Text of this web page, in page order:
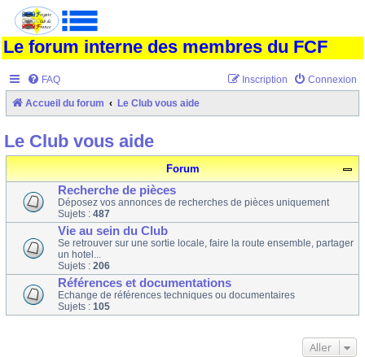
Le forum interne des membres du FCF
FAQ Connexion
Inscription
Accueil du forum Le Club vous aide
Le Club vous aide
Forum
Recherche de pièces
Déposez vos annonces de recherches de pièces uniquement
Sujets : 487
Vie au sein du Club
Se retrouver sur une sortie locale, faire la route ensemble, partager
un hotel...
Sujets : 206
Références et documentations
Echange de références techniques ou documentaires
Sujets : 105
Aller